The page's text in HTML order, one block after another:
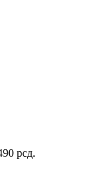
рсд.